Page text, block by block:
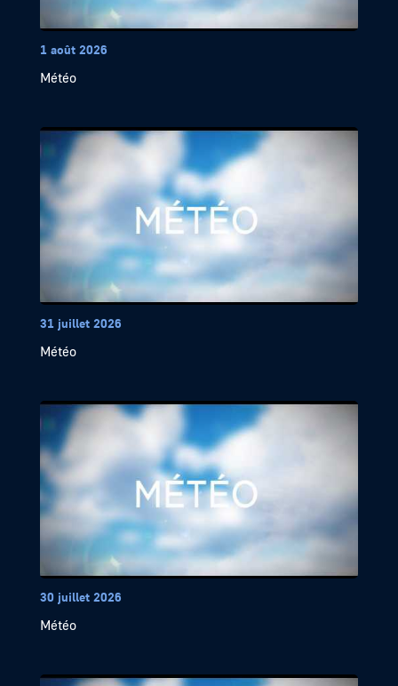
1 août 2026
Météo
31 juillet 2026
Météo
30 juillet 2026
Météo